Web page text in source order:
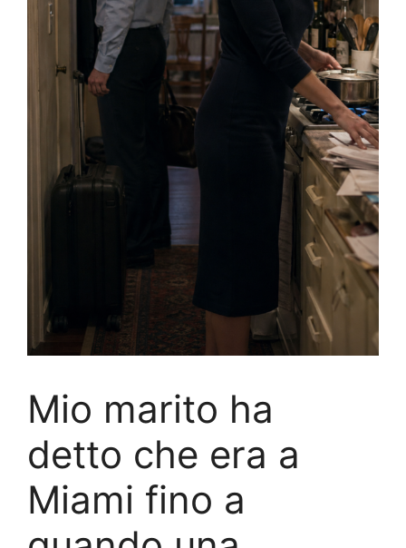
Mio marito ha
detto che era a
Miami fino a